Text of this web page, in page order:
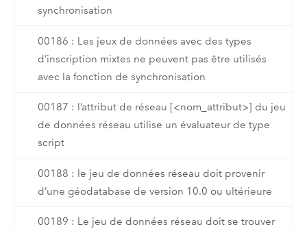
synchronisation
00186 : Les jeux de données avec des types
d’inscription mixtes ne peuvent pas être utilisés
avec la fonction de synchronisation
00187 : l’attribut de réseau [<nom_attribut>] du jeu
de données réseau utilise un évaluateur de type
script
00188 : le jeu de données réseau doit provenir
d’une géodatabase de version 10.0 ou ultérieure
00189 : Le jeu de données réseau doit se trouver